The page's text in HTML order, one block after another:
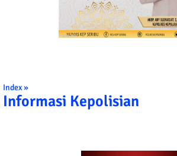
Index »
Informasi Kepolisian